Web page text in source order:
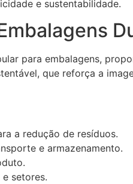
e sustentabilidade.
para embalagens,
que reforça a
a redução de resíduos.
e armazenamento.
setores.